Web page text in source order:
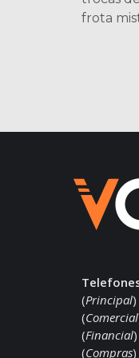
frota
(Principal
(Comercial
(Financial
(Compras)